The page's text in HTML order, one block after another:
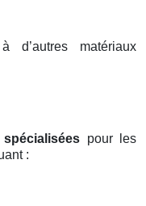
d’autres matériaux
pour les
: